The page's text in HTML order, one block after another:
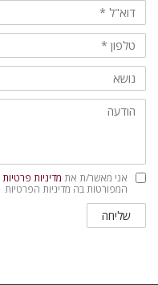
מדיניות
פרטיות
אני מאשר/ת את מדיניות פרטיות
המפורטות בה מדיניות הפרטיות
שליחה